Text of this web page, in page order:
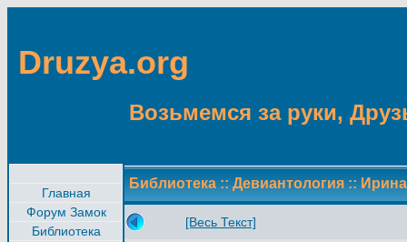
Druzya.org
Возьмемся за руки,
Главная
Форум Замок
Библиотека
Библиотека :: Девиантология ::
[Весь Текст]